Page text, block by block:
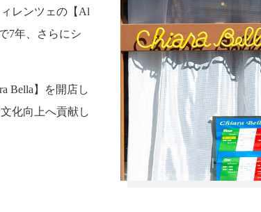
レンツェの【Al
7年、さらにシ
Bella】を開店し
化向上へ貢献し